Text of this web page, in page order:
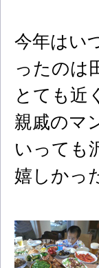
今年はい
ったのは
とても近
親戚のマ
いっても
嬉しかっ